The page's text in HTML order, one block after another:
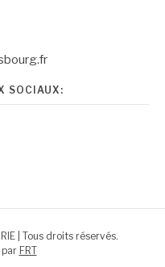
SOCIAUX:
| Tous droits réservés.
par FRT